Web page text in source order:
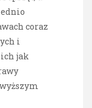
coraz
i
jak